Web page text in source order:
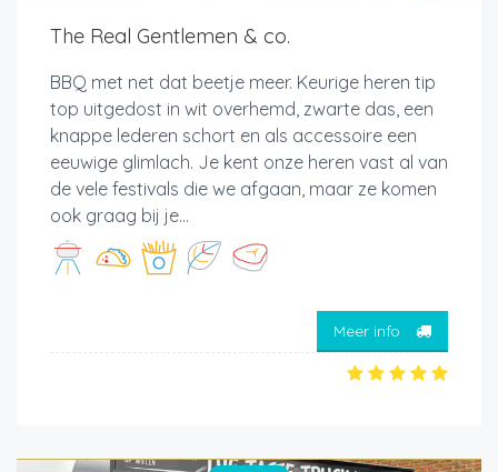
The Real Gentlemen & co.
BBQ met net dat beetje meer. Keurige heren tip
top uitgedost in wit overhemd, zwarte das, een
knappe lederen schort en als accessoire een
eeuwige glimlach. Je kent onze heren vast al van
de vele festivals die we afgaan, maar ze komen
ook graag bij je...
Meer info